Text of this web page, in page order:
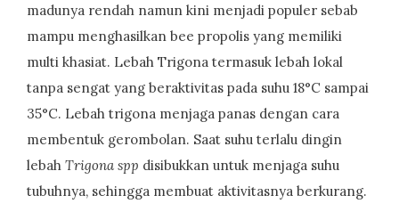
madunya rendah namun kini menjadi populer sebab
mampu menghasilkan bee propolis yang memiliki
multi khasiat. Lebah Trigona termasuk lebah lokal
tanpa sengat yang beraktivitas pada suhu 18°C sampai
35°C. Lebah trigona menjaga panas dengan cara
membentuk gerombolan. Saat suhu terlalu dingin
lebah Trigona spp disibukkan untuk menjaga suhu
tubuhnya, sehingga membuat aktivitasnya berkurang.